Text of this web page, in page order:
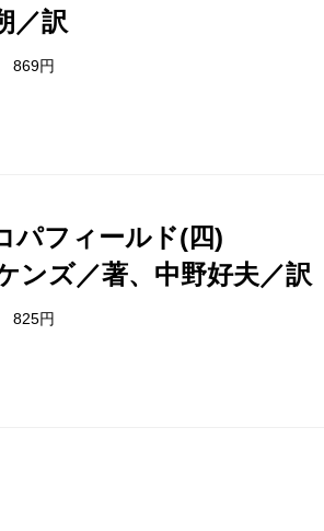
／訳
869円
パフィールド(四)
ンズ／著、中野好夫／訳
825円